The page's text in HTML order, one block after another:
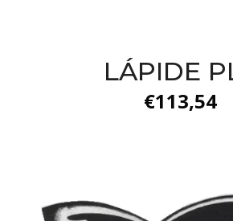
LÁPIDE
€113,54